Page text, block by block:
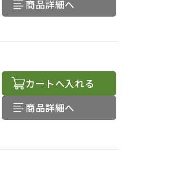
商品詳細へ
カートへ入れる
商品詳細へ